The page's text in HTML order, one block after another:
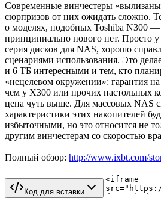
Современные винчестеры
сюрпризов от них ожидать сложно.
о моделях, подобных Toshiba N300 —
принципиально нового нет. Просто у
серия дисков для NAS, хорошо
сценариями использования. Это
и 6 ТБ интересными и тем, кто
«нецелевом окружении»: гарантия
чем у Х300 или прочих настольных
цена чуть выше. Для массовых NAS
характеристики этих накопителей
избыточными, но это относится не
другим винчестерам со скоростью
Полный обзор: http://www.ixbt.com/
Код для вставки